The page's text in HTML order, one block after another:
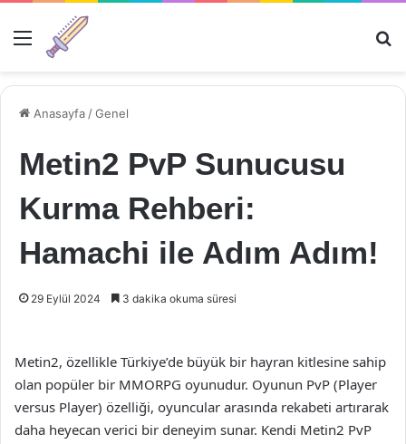
Menü
Anasayfa /Genel
Metin2 PvP Sunucusu
Kurma Rehberi:
Hamachi ile Adım Adım!
29 Eylül 2024 3 dakika okuma süresi
Metin2, özellikle Türkiye’de büyük bir hayran kitlesine sahip
olan popüler bir MMORPG oyunudur. Oyunun PvP (Player
versus Player) özelliği, oyuncular arasında rekabeti artırarak
daha heyecan verici bir deneyim sunar. Kendi Metin2 PvP